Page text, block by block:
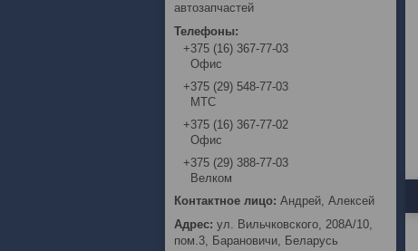
автозапчастей
+375 (16) 367-77-03
Офис
+375 (29) 548-77-03
МТС
+375 (16) 367-77-02
Офис
+375 (29) 388-77-03
Велком
Андрей, Алексей
ул. Вильчковского, 208А/10,
пом.3, Барановичи, Беларусь